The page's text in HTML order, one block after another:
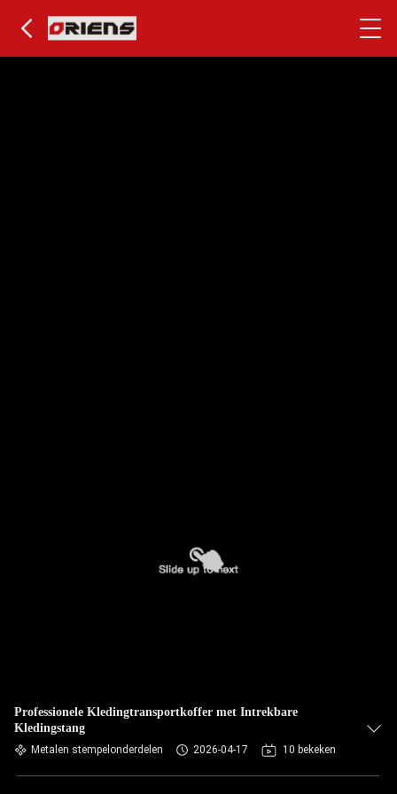
Professionele Kledingtransportkoffer met Intrekbare
Kledingstang
Metalen stempelonderdelen 2026-04-17 10 bekeken